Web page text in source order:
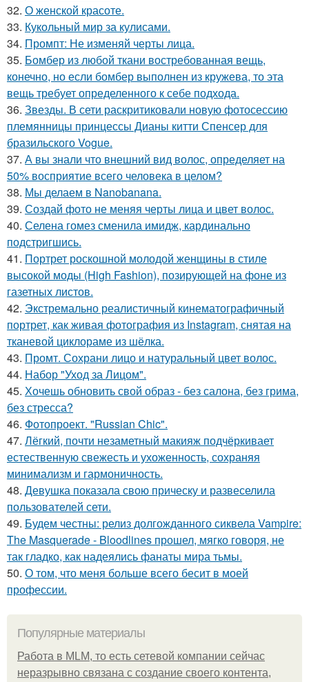
32. О женской красоте.
33. Кукольный мир за кулисами.
34. Промпт: Не изменяй черты лица.
35. Бомбер из любой ткани востребованная вещь,
конечно, но если бомбер выполнен из кружева, то эта
вещь требует определенного к себе подхода.
36. Звезды. В сети раскритиковали новую фотосессию
племянницы принцессы Дианы китти Спенсер для
бразильского Vogue.
37. А вы знали что внешний вид волос, определяет на
50% восприятие всего человека в целом?
38. Мы делаем в Nanobanana.
39. Создай фото не меняя черты лица и цвет волос.
40. Селена гомез сменила имидж, кардинально
подстригшись.
41. Портрет роскошной молодой женщины в стиле
высокой моды (High Fashion), позирующей на фоне из
газетных листов.
42. Экстремально реалистичный кинематографичный
портрет, как живая фотография из Instagram, снятая на
тканевой циклораме из шёлка.
43. Промт. Сохрани лицо и натуральный цвет волос.
44. Набор "Уход за Лицом".
45. Хочешь обновить свой образ - без салона, без грима,
без стресса?
46. Фотопроект. "Russian Chic".
47. Лёгкий, почти незаметный макияж подчёркивает
естественную свежесть и ухоженность, сохраняя
минимализм и гармоничность.
48. Девушка показала свою прическу и развеселила
пользователей сети.
49. Будем честны: релиз долгожданного сиквела Vampire:
The Masquerade - Bloodlines прошел, мягко говоря, не
так гладко, как надеялись фанаты мира тьмы.
50. О том, что меня больше всего бесит в моей
профессии.
Популярные материалы
Работа в MLM, то есть сетевой компании сейчас
неразрывно связана с создание своего контента,